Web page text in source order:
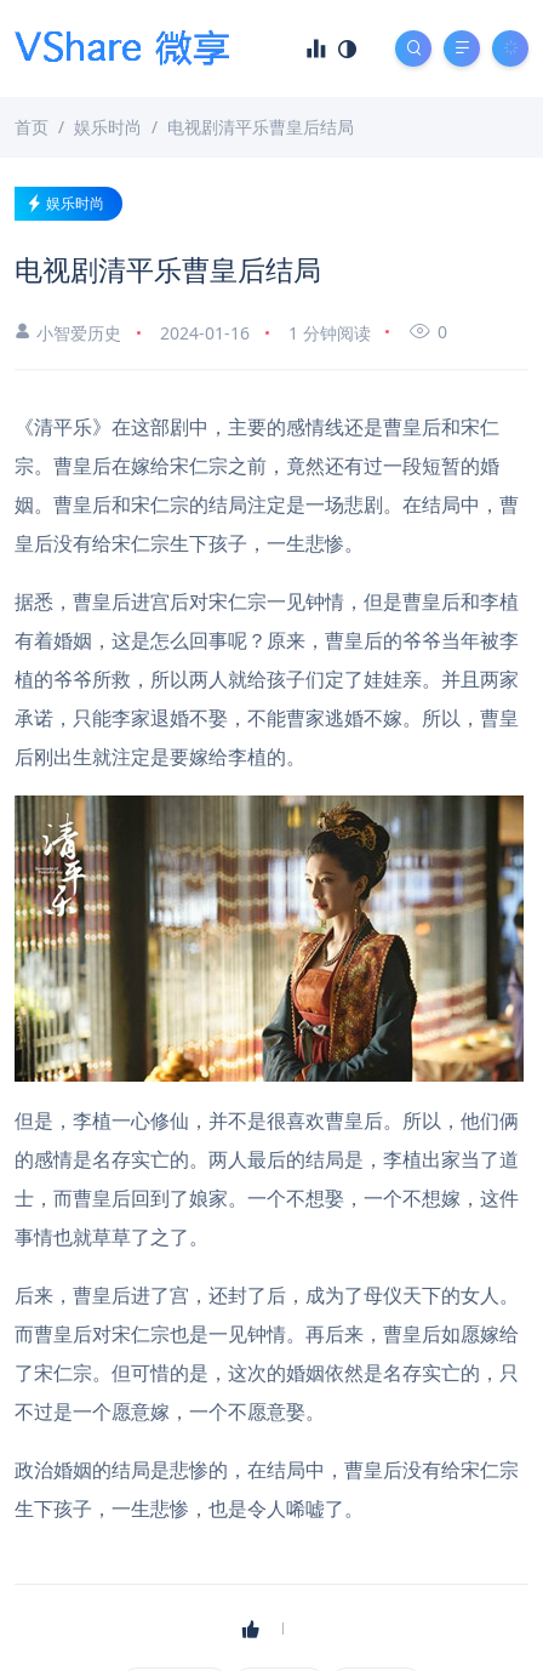
首页 娱乐时尚 电视剧清平乐曹皇后结局
娱乐时尚
电视剧清平乐曹皇后结局
小智爱历史 2024-01-16 1 分钟阅读 0
《清平乐》在这部剧中，主要的感情线还是曹皇后和宋仁
宗。曹皇后在嫁给宋仁宗之前，竟然还有过一段短暂的婚
姻。曹皇后和宋仁宗的结局注定是一场悲剧。在结局中，曹
皇后没有给宋仁宗生下孩子，一生悲惨。
据悉，曹皇后进宫后对宋仁宗一见钟情，但是曹皇后和李植
有着婚姻，这是怎么回事呢？原来，曹皇后的爷爷当年被李
植的爷爷所救，所以两人就给孩子们定了娃娃亲。并且两家
承诺，只能李家退婚不娶，不能曹家逃婚不嫁。所以，曹皇
后刚出生就注定是要嫁给李植的。
但是，李植一心修仙，并不是很喜欢曹皇后。所以，他们俩
的感情是名存实亡的。两人最后的结局是，李植出家当了道
士，而曹皇后回到了娘家。一个不想娶，一个不想嫁，这件
事情也就草草了之了。
后来，曹皇后进了宫，还封了后，成为了母仪天下的女人。
而曹皇后对宋仁宗也是一见钟情。再后来，曹皇后如愿嫁给
了宋仁宗。但可惜的是，这次的婚姻依然是名存实亡的，只
不过是一个愿意嫁，一个不愿意娶。
政治婚姻的结局是悲惨的，在结局中，曹皇后没有给宋仁宗
生下孩子，一生悲惨，也是令人唏嘘了。